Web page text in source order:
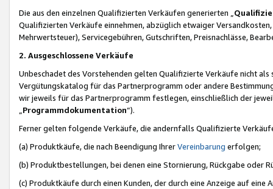
Die aus den einzelnen Qualifizierten Verkäufen generierten „
Qualifizierten Verkäufe einnehmen, abzüglich etwaiger
Mehrwertsteuer), Servicegebühren, Gutschriften, Preisnachlässe,
2. Ausgeschlossene Verkäufe
Unbeschadet des Vorstehenden gelten Qualifizierte Verkäufe nicht
Vergütungskatalog für das Partnerprogramm oder andere
wir jeweils für das Partnerprogramm festlegen, einschließlich der
Programmdokumentation“).
Ferner gelten folgende Verkäufe, die andernfalls Qualifizierte
(a) Produktkäufe, die nach Beendigung IhrerVereinbarung erfolgen;
(b) Produktbestellungen, bei denen eine Stornierung, Rückgabe oder
(c) Produktkäufe durch einen Kunden, der durch eine Anzeige auf